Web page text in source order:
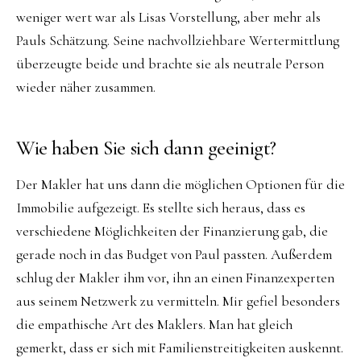
weniger wert war als Lisas Vorstellung, aber mehr als
Pauls Schätzung. Seine nachvollziehbare Wertermittlung
überzeugte beide und brachte sie als neutrale Person
wieder näher zusammen.
Wie haben Sie sich dann geeinigt?
Der Makler hat uns dann die möglichen Optionen für die
Immobilie aufgezeigt. Es stellte sich heraus, dass es
verschiedene Möglichkeiten der Finanzierung gab, die
gerade noch in das Budget von Paul passten. Außerdem
schlug der Makler ihm vor, ihn an einen Finanzexperten
aus seinem Netzwerk zu vermitteln. Mir gefiel besonders
die empathische Art des Maklers. Man hat gleich
gemerkt, dass er sich mit Familienstreitigkeiten auskennt.